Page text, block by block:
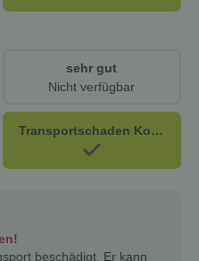
sehr gut
Nicht verfügbar
Transportschaden Kosmetisch
beschädigt. Er kann